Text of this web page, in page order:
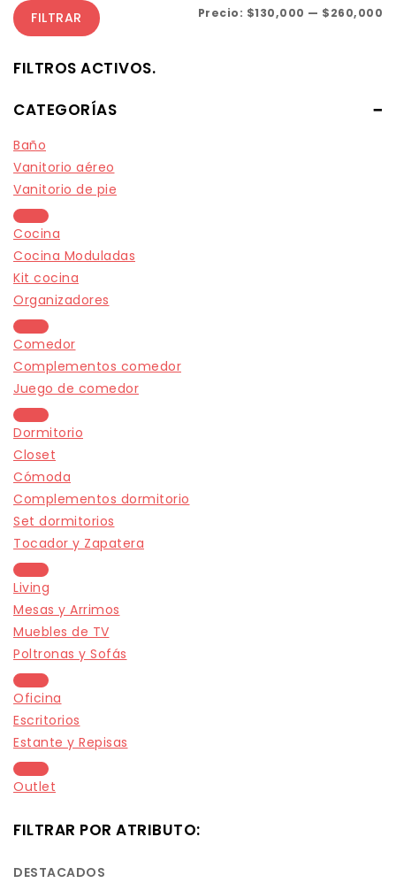
FILTRAR Precio: $130,000 — $260,000
FILTROS ACTIVOS.
CATEGORÍAS
Baño
Vanitorio aéreo
Vanitorio de pie
Cocina
Cocina Moduladas
Kit cocina
Organizadores
Comedor
Complementos comedor
Juego de comedor
Dormitorio
Closet
Cómoda
Complementos dormitorio
Set dormitorios
Tocador y Zapatera
Living
Mesas y Arrimos
Muebles de TV
Poltronas y Sofás
Oficina
Escritorios
Estante y Repisas
Outlet
FILTRAR POR ATRIBUTO:
DESTACADOS